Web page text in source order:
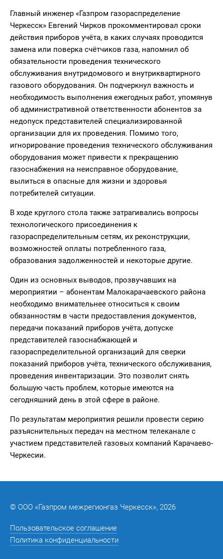
Главный инженер «Газпром газораспределение
Черкесск» Евгений Чирков прокомментировал сроки
действия приборов учёта, в каких случаях проводится
замена или поверка счётчиков газа, напомнил об
обязательности проведения технического
обслуживания внутридомового и внутриквартирного
газового оборудования. Он подчеркнул важность и
необходимость выполнения ежегодных работ, упомянув
об административной ответственности абонентов за
недопуск представителей специализированной
организации для их проведения. Помимо того,
игнорирование проведения технического обслуживания
оборудования может привести к прекращению
газоснабжения на неисправное оборудование,
вылиться в опасные для жизни и здоровья
потребителей ситуации.
В ходе круглого стола также затрагивались вопросы
технологического присоединения к
газораспределительным сетям, их реконструкции,
возможностей оплаты потребленного газа,
образования задолженностей и некоторые другие.
Один из основных выводов, прозвучавших на
мероприятии – абонентам Малокарачаевского района
необходимо внимательнее относиться к своим
обязанностям в части предоставления документов,
передачи показаний приборов учёта, допуске
представителей газоснабжающей и
газораспределительной организаций для сверки
показаний приборов учёта, технического обслуживания,
проведения инвентаризации. Это позволит снять
большую часть проблем, которые имеются на
сегодняшний день в этой сфере в районе.
По результатам мероприятия решили провести серию
разъяснительных передач на местном телеканале с
участием представителей газовых компаний Карачаево-
Черкесии.
© ООО «Газпром межрегионгаз Черкесск», 2026
Пользовательское соглашение
Политика конфиденциальности